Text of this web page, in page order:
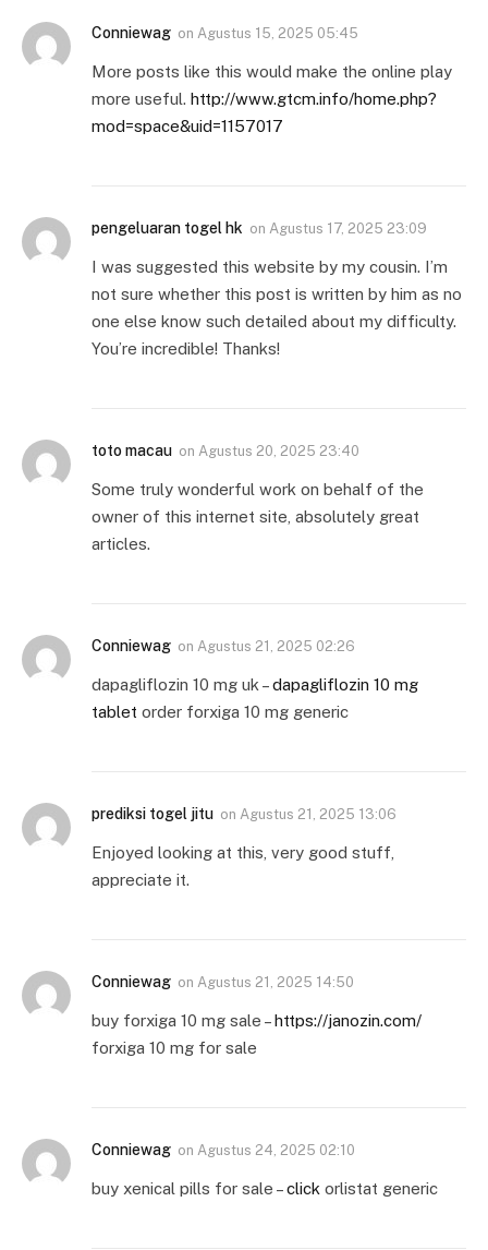
Conniewag on Agustus 15, 2025 05:45
More posts like this would make the online play
more useful. http://www.gtcm.info/home.php?
mod=space&uid=1157017
pengeluaran togel hk on Agustus 17, 2025 23:09
I was suggested this website by my cousin. I’m
not sure whether this post is written by him as no
one else know such detailed about my difficulty.
You’re incredible! Thanks!
toto macau on Agustus 20, 2025 23:40
Some truly wonderful work on behalf of the
owner of this internet site, absolutely great
articles.
Conniewag on Agustus 21, 2025 02:26
dapagliflozin 10 mg uk –dapagliflozin 10 mg
tablet order forxiga 10 mg generic
prediksi togel jitu on Agustus 21, 2025 13:06
Enjoyed looking at this, very good stuff,
appreciate it.
Conniewag on Agustus 21, 2025 14:50
buy forxiga 10 mg sale –https://janozin.com/
forxiga 10 mg for sale
Conniewag on Agustus 24, 2025 02:10
buy xenical pills for sale –click orlistat generic